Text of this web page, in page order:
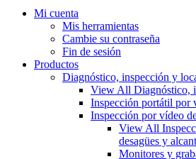
Mi cuenta
Mis herramientas
Cambie su contraseña
Fin de sesión
Productos
Diagnóstico, inspección y
View All Diagnóstico,
Inspección portátil por
Inspección por vídeo
View All
desagües y
Monitores y